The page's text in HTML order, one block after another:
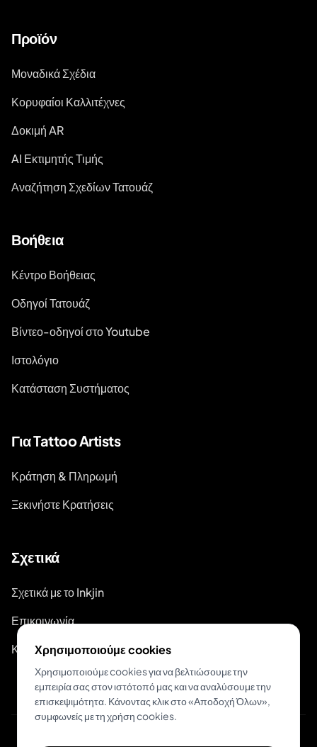
Προϊόν
Μοναδικά Σχέδια
Κορυφαίοι Καλλιτέχνες
Δοκιμή AR
AI Εκτιμητής Τιμής
Αναζήτηση Σχεδίων Τατουάζ
Βοήθεια
Κέντρο Βοήθειας
Οδηγοί Τατουάζ
Βίντεο-οδηγοί στο Youtube
Ιστολόγιο
Κατάσταση Συστήματος
Για Tattoo Artists
Κράτηση & Πληρωμή
Ξεκινήστε Κρατήσεις
Σχετικά
Σχετικά με το Inkjin
Επικοινωνία
Κιτ Επωνυμίας
Χρησιμοποιούμε cookies
Χρησιμοποιούμε cookies για να βελτιώσουμε την
εμπειρία σας στον ιστότοπό μας και να αναλύσουμε την
επισκεψιμότητα. Κάνοντας κλικ στο «Αποδοχή Όλων»,
συμφωνείς με τη χρήση cookies.